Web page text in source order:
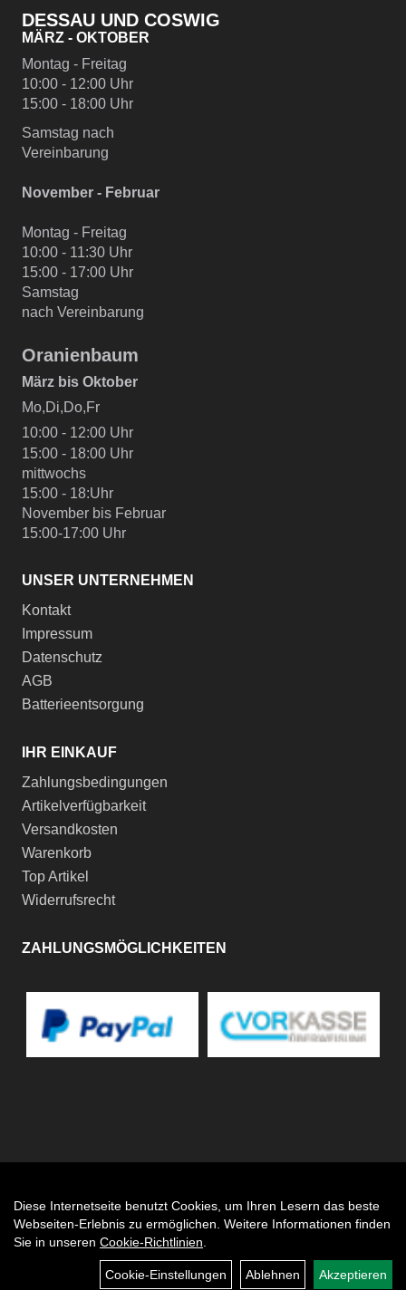
DESSAU UND COSWIG
MÄRZ - OKTOBER
Montag - Freitag
10:00 - 12:00 Uhr
15:00 - 18:00 Uhr
Samstag nach
Vereinbarung
November - Februar
Montag - Freitag
10:00 - 11:30 Uhr
15:00 - 17:00 Uhr
Samstag
nach Vereinbarung
Oranienbaum
März bis Oktober
Mo,Di,Do,Fr
10:00 - 12:00 Uhr
15:00 - 18:00 Uhr
mittwochs
15:00 - 18:Uhr
November bis Februar
15:00-17:00 Uhr
UNSER UNTERNEHMEN
Kontakt
Impressum
Datenschutz
AGB
Batterieentsorgung
IHR EINKAUF
Zahlungsbedingungen
Artikelverfügbarkeit
Versandkosten
Warenkorb
Top Artikel
Widerrufsrecht
ZAHLUNGSMÖGLICHKEITEN
Diese Internetseite benutzt Cookies, um Ihren Lesern das beste
Webseiten-Erlebnis zu ermöglichen. Weitere Informationen finden
Sie in unseren Cookie-Richtlinien
Cookie-Einstellungen Ablehnen Akzeptieren
Auftrag widerrufen